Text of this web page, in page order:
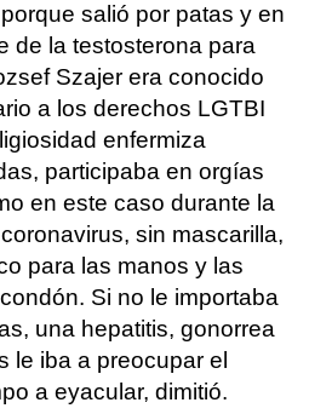
salió por patas y en
de la testosterona para
Szajer era conocido
a los derechos LGTBI
enfermiza
participaba en orgías
en este caso durante la
sin mascarilla,
para las manos y las
Si no le importaba
una hepatitis, gonorrea
le iba a preocupar el
a eyacular, dimitió.